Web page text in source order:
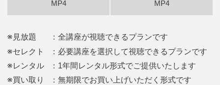
※見放題
：全講座が視聴できるプランです
※セレクト
：必要講座を選択して視聴できるプランです
※レンタル
：1年間レンタル形式でご提供いたします
※買い取り
：無期限でお買い上げいただく形式です